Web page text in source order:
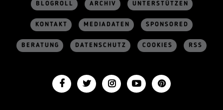
BLOGROLL ARCHIV UNTERSTÜTZEN
KONTAKT MEDIADATEN SPONSORED
BERATUNG DATENSCHUTZ COOKIES RSS